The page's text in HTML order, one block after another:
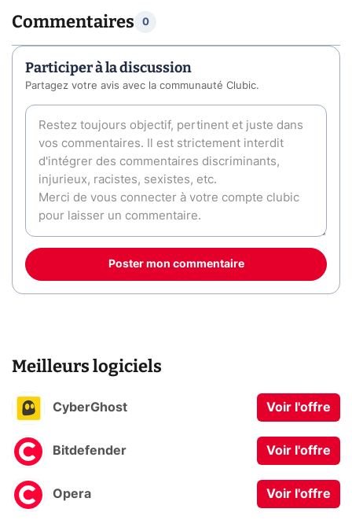
Commentaires 0
Participer à la discussion
Partagez votre avis avec la communauté Clubic.
Poster mon commentaire
Meilleurs logiciels
CyberGhost Voir l'offre
Bitdefender Voir l'offre
Opera Voir l'offre